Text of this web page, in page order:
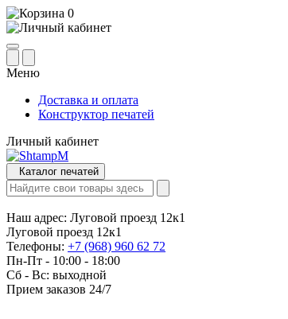
0
Меню
Доставка и оплата
Конструктор печатей
Личный кабинет
Каталог печатей
Наш адрес: Луговой проезд 12к1
Луговой проезд 12к1
Телефоны: +7 (968) 960 62 72
Пн-Пт - 10:00 - 18:00
Сб - Вс: выходной
Прием заказов 24/7